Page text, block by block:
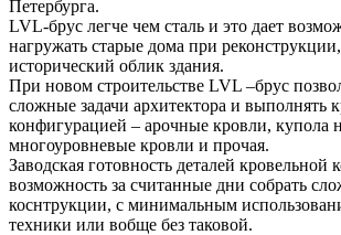
Петербурга.
LVL-брус легче чем сталь и это дает
нагружать старые дома при
исторический облик здания.
При новом строительстве LVL –брус
сложные задачи архитектора и выполнять
конфигурацией – арочные кровли, купола
многоуровневые кровли и прочая.
Заводская готовность деталей кровельной
возможность за считанные дни собрать
коснтрукции, с минимальным
техники или вобще без таковой.